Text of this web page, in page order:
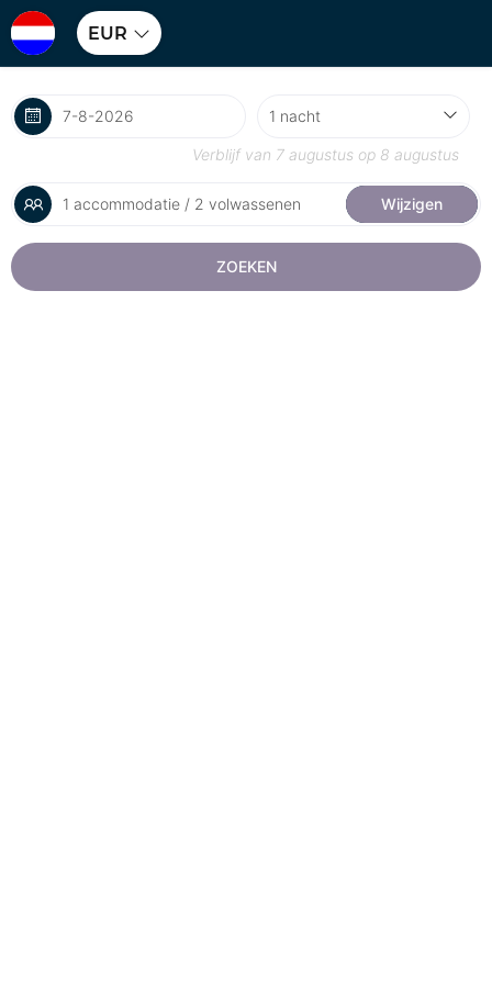
EUR
Verblijf van 7 augustus op 8 augustus
1 accommodatie / 2 volwassenen Wijzigen